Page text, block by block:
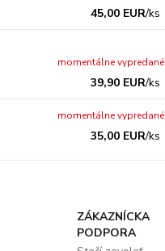
45,00 EUR/ks
39,90 EUR/ks
momentálne vypredané
35,00 EUR/ks
momentálne vypredané
ZÁKAZNÍCKA
PODPORA